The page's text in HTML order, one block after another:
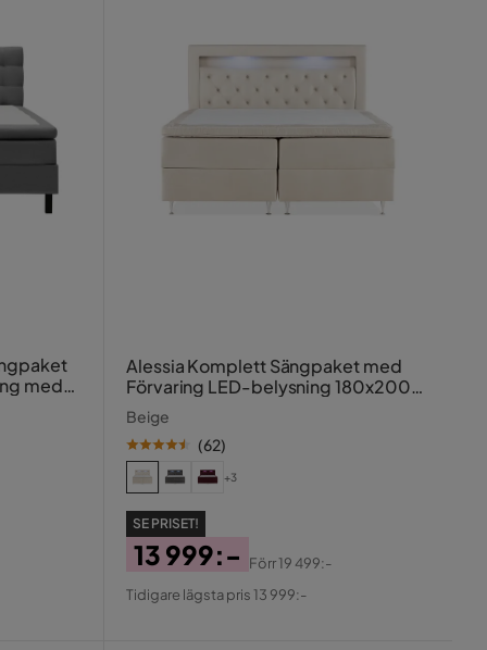
med
Alessia Komplett Sängpaket med
Förvaring LED-belysning 180x200
cm
Beige
(62)
+3
SE PRISET!
Pris
13 999:-
Original
Förr19 499:-
Tidigare lägsta pris 13 999:-